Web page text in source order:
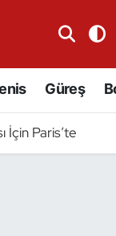
Güreş
İçin Paris’te